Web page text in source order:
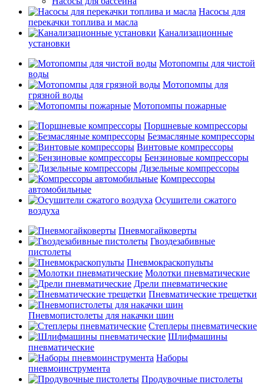
Насосы для
перекачки топлива и масла
Канализационные
установки
Мотопомпы для чистой
воды
Мотопомпы для
грязной воды
Мотопомпы пожарные
Поршневые компрессоры
Безмасляные компрессоры
Винтовые компрессоры
Бензиновые компрессоры
Дизельные компрессоры
Компрессоры
автомобильные
Осушители сжатого
воздуха
Пневмогайковерты
Гвоздезабивные
пистолеты
Пневмокраскопульты
Молотки пневматические
Дрели пневматические
Пневматические трещетки
Пневмопистолеты для накачки шин
Степлеры пневматические
Шлифмашины
пневматические
Наборы
пневмоинструмента
Продувочные пистолеты